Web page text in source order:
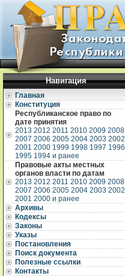
Навигация
Главная
Конституция
Республиканское право по
дате принятия
2013 2012 2011 2010 2009 2008
2007 2006 2005 2004 2003 2002
2001 2000 1999 1998 1997 1996
1995 1994 и ранее
Правовые акты местных
органов власти по датам
2013 2012 2011 2010 2009 2008
2007 2006 2005 2004 2003 2002
2001 2000 и ранее
Архивы
Кодексы
Законы
Указы
Постановления
Поиск документа
Полезные ссылки
Контакты